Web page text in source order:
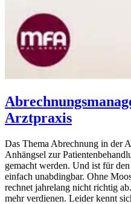
Arztpraxis
Das Thema Abrechnung in der
Anhängsel zur
gemacht werden. Und ist für
einfach unabdingbar. Ohne
rechnet jahrelang nicht richtig
mehr verdienen. Leider kennt